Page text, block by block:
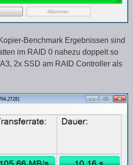
Benchmark Ergebnissen sind
im RAID 0 nahezu doppelt so
2x SSD am RAID Controller als